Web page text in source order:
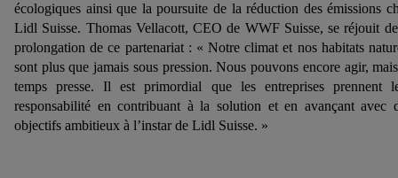
écologiques ainsi que la poursuite de la réduction des émissions
Lidl Suisse. Thomas Vellacott, CEO de WWF Suisse, se réjouit
prolongation de ce partenariat : « Notre climat et nos habitats
sont plus que jamais sous pression. Nous pouvons encore agir,
temps presse. Il est primordial que les entreprises prennent
responsabilité en contribuant à la solution et en avançant avec
objectifs ambitieux à l’instar de Lidl Suisse. »